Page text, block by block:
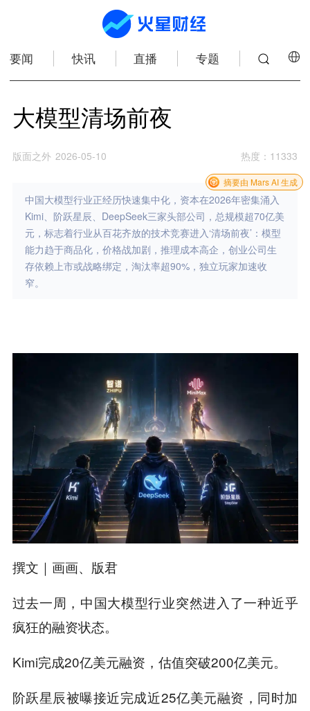
要闻 快讯 直播 专题
大模型清场前夜
版面之外 2026-05-10 热度 ： 11333
中国大模型行业正经历快速集中化，资本在2026年密集涌入
Kimi、阶跃星辰、DeepSeek三家头部公司，总规模超70亿美
元，标志着行业从百花齐放的技术竞赛进入‘清场前夜’：模型
能力趋于商品化，价格战加剧，推理成本高企，创业公司生
存依赖上市或战略绑定，淘汰率超90%，独立玩家加速收
窄。
摘要由 Mars AI 生成
撰文｜画画、版君
过去一周，中国大模型行业突然进入了一种近乎
疯狂的融资状态。
Kimi完成20亿美元融资，估值突破200亿美元。
阶跃星辰被曝接近完成近25亿美元融资，同时加